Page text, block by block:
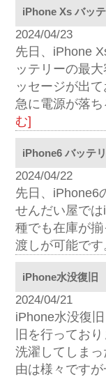
iPhone Xs バッ
2024/04/23
先日、iPhone
ッテリーの最
ッセージが出
急に電源が落
む]
iPhone6 バッテ
2024/04/22
先日、iPhone6
せんだい屋で
種でも在庫が
渡しが可能で
iPhone水没復旧
2024/04/21
iPhone水没復
旧を行ってお
洗濯してしま
由は様々です